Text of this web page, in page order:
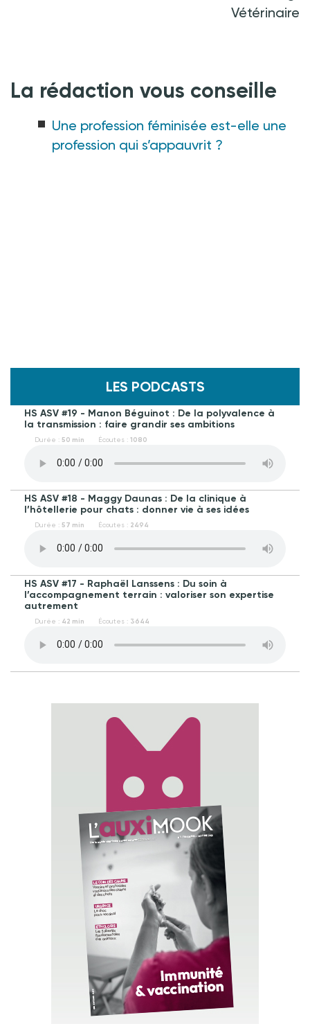
Vétérinaire
La rédaction vous conseille
Une profession féminisée est-elle une
profession qui s’appauvrit ?
LES PODCASTS
HS ASV #19 - Manon Béguinot : De la polyvalence à
la transmission : faire grandir ses ambitions
Durée : 50 min Écoutes : 1080
HS ASV #18 - Maggy Daunas : De la clinique à
l’hôtellerie pour chats : donner vie à ses idées
Durée : 57 min Écoutes : 2494
HS ASV #17 - Raphaël Lanssens : Du soin à
l’accompagnement terrain : valoriser son expertise
autrement
Durée : 42 min Écoutes : 3644